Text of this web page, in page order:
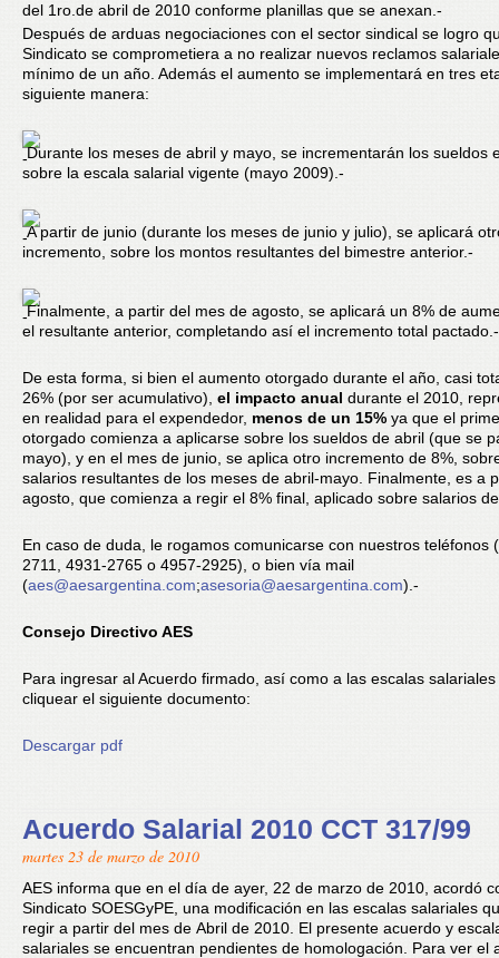
del 1ro.de abril de 2010 conforme planillas que se anexan.-
Después de arduas negociaciones con el sector sindical se logro
Sindicato se comprometiera a no realizar nuevos reclamos
mínimo de un año. Además el aumento se implementará en tres
siguiente manera:
Durante los meses de abril y mayo, se incrementarán los sueldos
sobre la escala salarial vigente (mayo 2009).-
A partir de junio (durante los meses de junio y julio), se aplicará
incremento, sobre los montos resultantes del bimestre anterior.-
Finalmente, a partir del mes de agosto, se aplicará un 8% de
el resultante anterior, completando así el incremento total pactado.-
De esta forma, si bien el aumento otorgado durante el año, casi
26% (por ser acumulativo), el impacto anual durante el 2010,
en realidad para el expendedor, menos de un 15% ya que el
otorgado comienza a aplicarse sobre los sueldos de abril (que se
mayo), y en el mes de junio, se aplica otro incremento de 8%,
salarios resultantes de los meses de abril-mayo. Finalmente, es a
agosto, que comienza a regir el 8% final, aplicado sobre salarios
En caso de duda, le rogamos comunicarse con nuestros teléfonos
2711, 4931-2765 o 4957-2925), o bien vía mail
(aes@aesargentina.com;asesoria@aesargentina.com).-
Consejo Directivo AES
Para ingresar al Acuerdo firmado, así como a las escalas
cliquear el siguiente documento:
Descargar pdf
Acuerdo Salarial 2010 CCT 317/99
martes 23 de marzo de 2010
AES informa que en el día de ayer, 22 de marzo de 2010, acordó
Sindicato SOESGyPE, una modificación en las escalas salariales
regir a partir del mes de Abril de 2010. El presente acuerdo y
salariales se encuentran pendientes de homologación. Para ver el